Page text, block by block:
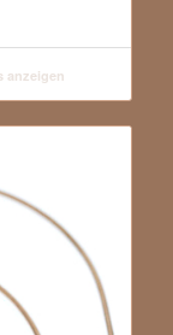
anzeigen